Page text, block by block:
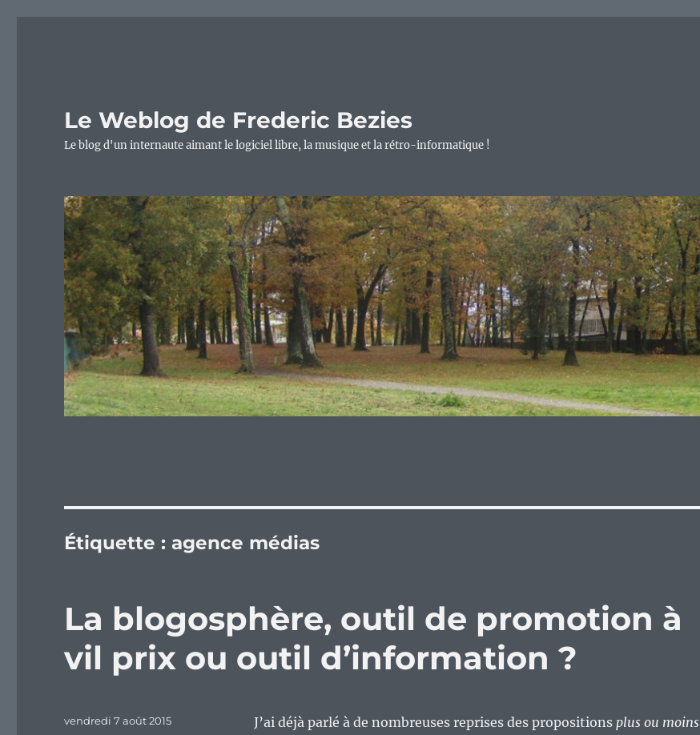
Le Weblog de Frederic Bezies
Le blog d'un internaute aimant le logiciel libre, la musique et la rétro-informatique !
Étiquette : agence médias
La blogosphère, outil de promotion à
vil prix ou outil d’information ?
J’ai déjà parlé à de nombreuses reprises des propositions plus ou moins
Publié
vendredi 7 août 2015